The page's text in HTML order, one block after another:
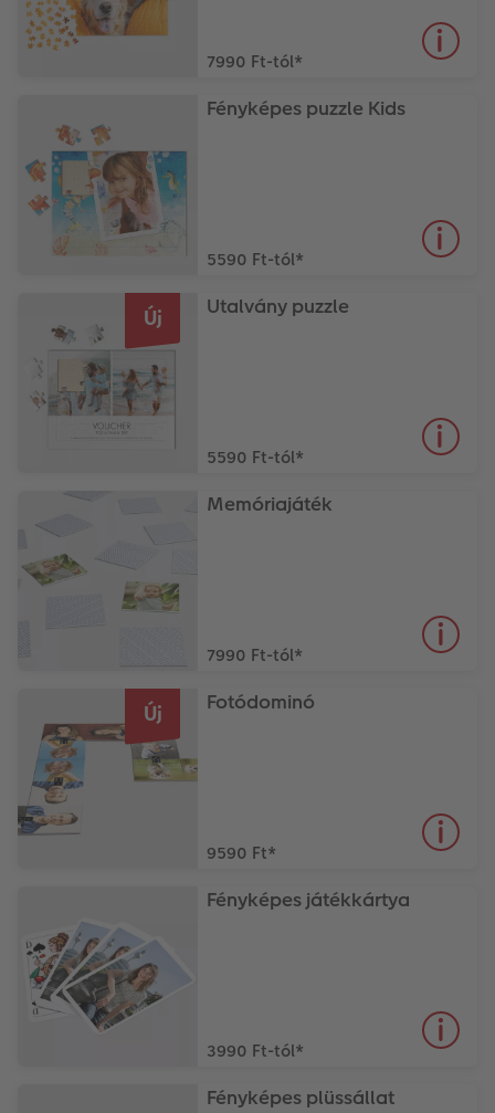
CEWE myPhotos
7990 Ft-tól*
Fényképes puzzle Kids
5590 Ft-tól*
Új Utalvány puzzle
5590 Ft-tól*
Memóriajáték
7990 Ft-tól*
Új Fotódominó
9590 Ft*
Fényképes játékkártya
3990 Ft-tól*
Fényképes plüssállat